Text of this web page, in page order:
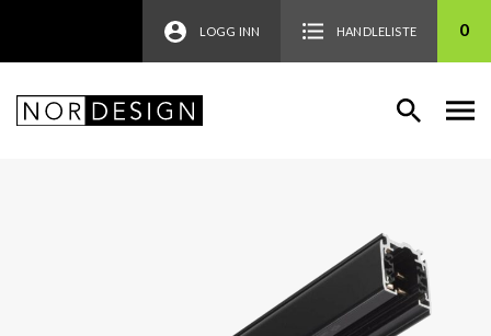
LOGG INN HANDLELISTE 0